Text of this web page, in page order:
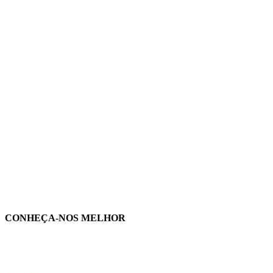
CONHEÇA-NOS MELHOR